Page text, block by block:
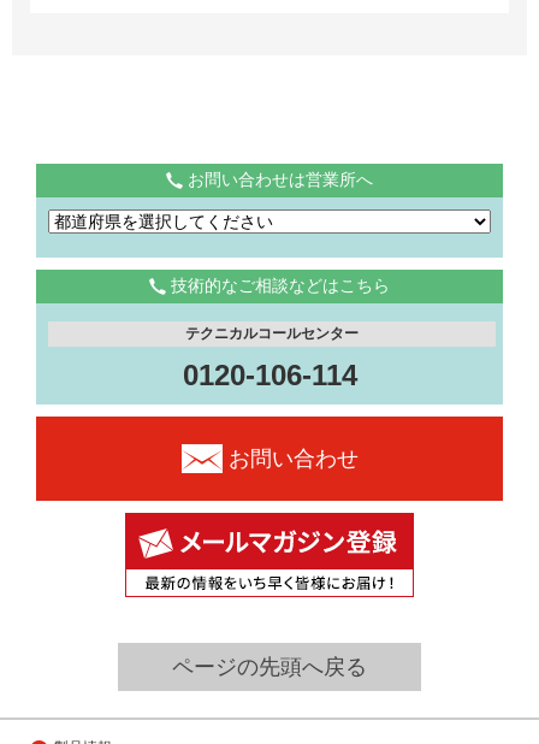
お問い合わせは営業所へ
技術的なご相談などはこちら
テクニカルコールセンター
0120-106-114
お問い合わせ
ページの先頭へ戻る